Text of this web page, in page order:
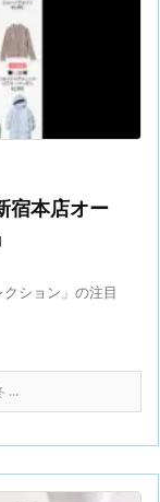
宿本店オー
ション」の注目
...